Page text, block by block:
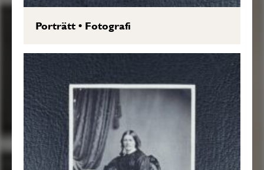
Porträtt• Fotografi